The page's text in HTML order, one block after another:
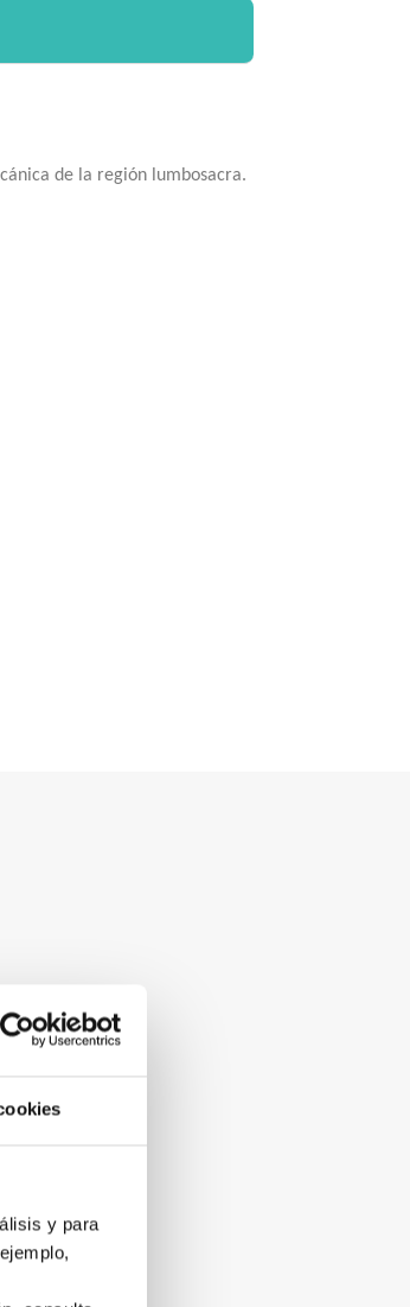
y para
de la región lumbosacra.